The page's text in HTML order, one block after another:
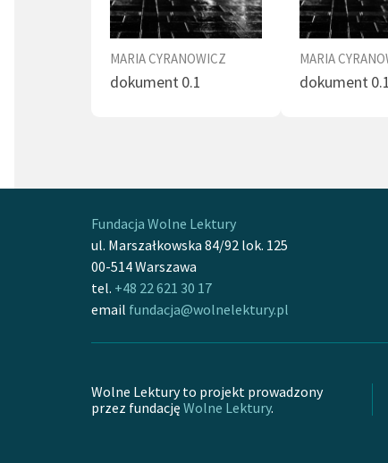
MARIA CYRANOWICZ
dokument 0.1
MARIA
dokument
Fundacja Wolne Lektury
ul. Marszałkowska 84/92 lok. 125
00-514 Warszawa
tel. +48 22 621 30 17
email fundacja@wolnelektury.pl
Wolne Lektury to projekt prowadzony
przez fundację Wolne Lektury.